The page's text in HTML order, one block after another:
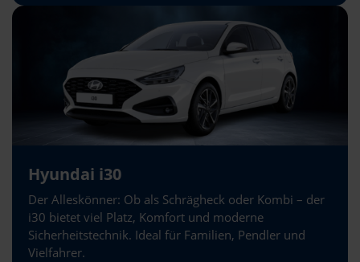
Hyundai i30
Der Alleskönner: Ob als Schrägheck oder Kombi – der
i30 bietet viel Platz, Komfort und moderne
Sicherheitstechnik. Ideal für Familien, Pendler und
Vielfahrer.